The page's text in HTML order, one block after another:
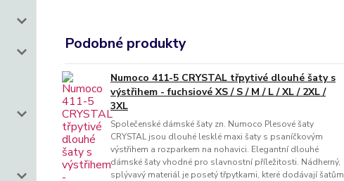
Podobné produkty
Numoco 411-5 CRYSTAL třpytivé dlouhé šaty s
výstřihem - fuchsiové XS / S / M / L / XL / 2XL /
3XL
Společenské dámské šaty zn. Numoco Plesové šaty
CRYSTAL jsou dlouhé lesklé maxi šaty s psaníčkovým
výstřihem a rozparkem na nohavici. Elegantní dlouhé
dámské šaty vhodné pro slavnostní příležitosti. Nádherný,
splývavý materiál je posetý třpytkami, které dodávají šatům